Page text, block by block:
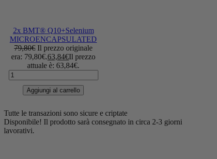
2x BMT® Q10+Selenium
MICROENCAPSULATED
79,80€ Il prezzo originale
era: 79,80€.63,84€Il prezzo
attuale è: 63,84€.
Aggiungi al carrello
Tutte le transazioni sono sicure e criptate
Disponibile! Il prodotto sarà consegnato in circa 2-3 giorni
lavorativi.